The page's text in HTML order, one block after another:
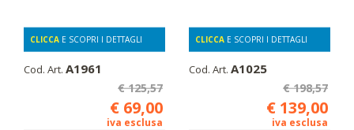
CLICCA E SCOPRI I DETTAGLI
Cod. Art. A1961
€ 125,57
€ 69,00
iva esclusa
CLICCA E SCOPRI I DETTAGLI
Cod. Art. A1025
€ 198,57
€ 139,00
iva esclusa